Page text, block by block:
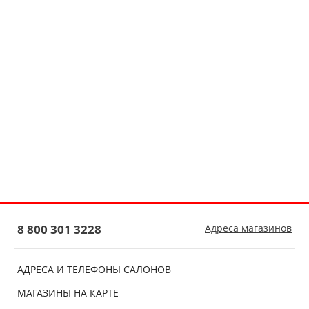
АДРЕСА И ТЕЛЕФОНЫ САЛОНОВ
МАГАЗИНЫ НА КАРТЕ
8 800 301 3228 Адреса магазинов